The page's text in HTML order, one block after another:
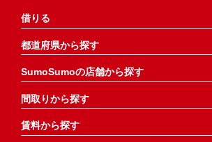
借りる
都道府県から探す
SumoSumoの店舗から探す
間取りから探す
賃料から探す